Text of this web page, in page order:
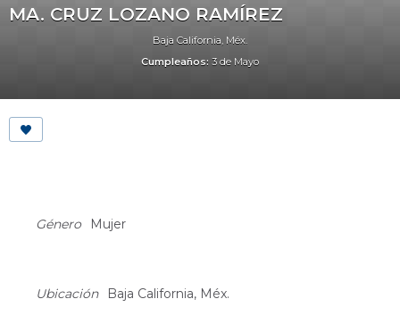
MA. CRUZ LOZANO RAMÍREZ
Baja California, Méx.
Cumpleaños: 3 de Mayo
Género
Mujer
Ubicación Baja California, Méx.